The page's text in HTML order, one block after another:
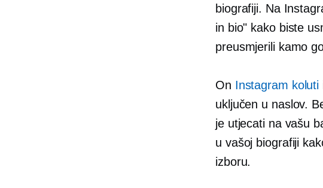
biografiji. Na
in bio" kako biste
preusmjerili kamo
On Instagram koluti
uključen u naslov.
je utjecati na vašu
u vašoj biografiji
izboru.